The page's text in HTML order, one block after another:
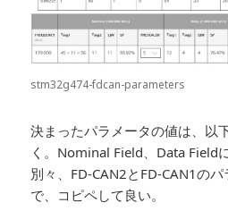
stm32g474-fdcan-parameters
決まったパラメータの値は、以
く。Nominal Field、Data Field
別々、FD-CAN2とFD-CAN1の
で、コピペして良い。